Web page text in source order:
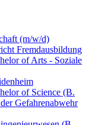
(m/w/d)
Fremdausbildung
of Arts - Soziale
of Science (B.
Gefahrenabwehr